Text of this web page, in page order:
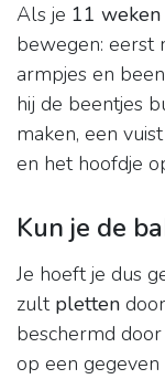
Als je 11 weken
bewegen: eerst
armpjes en
hij de beentjes
maken, een
en het hoofdje
Kun je de
Je hoeft je dus
zult pletten
beschermd
op een